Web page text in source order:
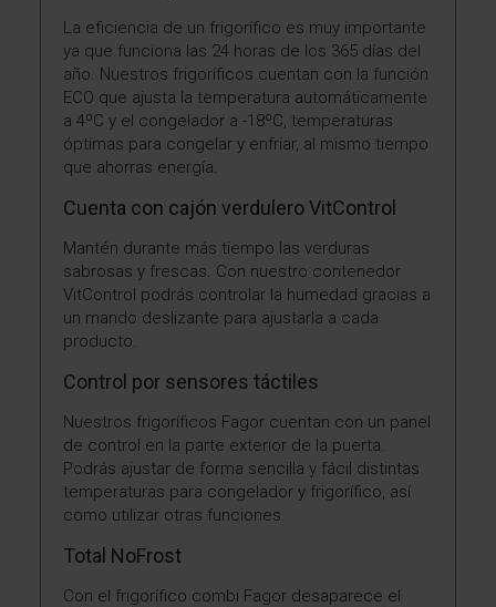
La eficiencia de un frigorífico es muy importante
ya que funciona las 24 horas de los 365 días del
año. Nuestros frigoríficos cuentan con la función
ECO que ajusta la temperatura automáticamente
a 4ºC y el congelador a -18ºC, temperaturas
óptimas para congelar y enfriar, al mismo tiempo
que ahorras energía.
Cuenta con cajón verdulero VitControl
Mantén durante más tiempo las verduras
sabrosas y frescas. Con nuestro contenedor
VitControl podrás controlar la humedad gracias a
un mando deslizante para ajustarla a cada
producto.
Control por sensores táctiles
Nuestros frigoríficos Fagor cuentan con un panel
de control en la parte exterior de la puerta.
Podrás ajustar de forma sencilla y fácil distintas
temperaturas para congelador y frigorífico, así
como utilizar otras funciones.
Total NoFrost
Con el frigorífico combi Fagor desaparece el